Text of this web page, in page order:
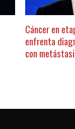
Cáncer en
enfrenta
con